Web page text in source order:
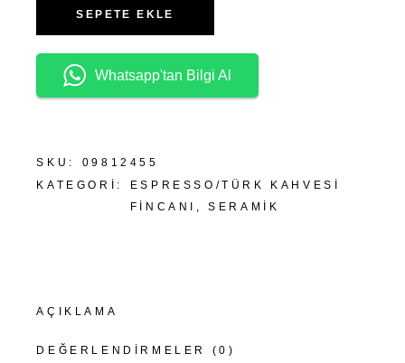
SEPETE EKLE
Whatsapp'tan Bilgi Al
SKU:
09812455
KATEGORI:
ESPRESSO/TÜRK KAHVESI
FINCANI ,SERAMIK
AÇIKLAMA
DEĞERLENDIRMELER (0)